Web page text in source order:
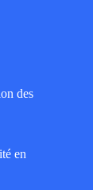
des
en